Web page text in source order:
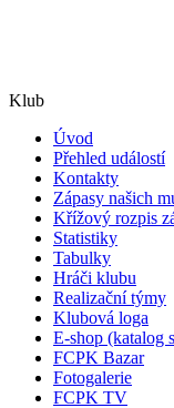
Klub
Úvod
Přehled událostí
Kontakty
Zápasy našich
Křížový rozpis
Statistiky
Tabulky
Hráči klubu
Realizační týmy
Klubová loga
E-shop (katalog
FCPK Bazar
Fotogalerie
FCPK TV